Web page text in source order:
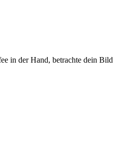
in der Hand, betrachte dein Bild